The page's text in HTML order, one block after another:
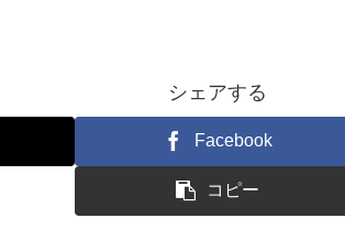
シェアする
Facebook
コピー